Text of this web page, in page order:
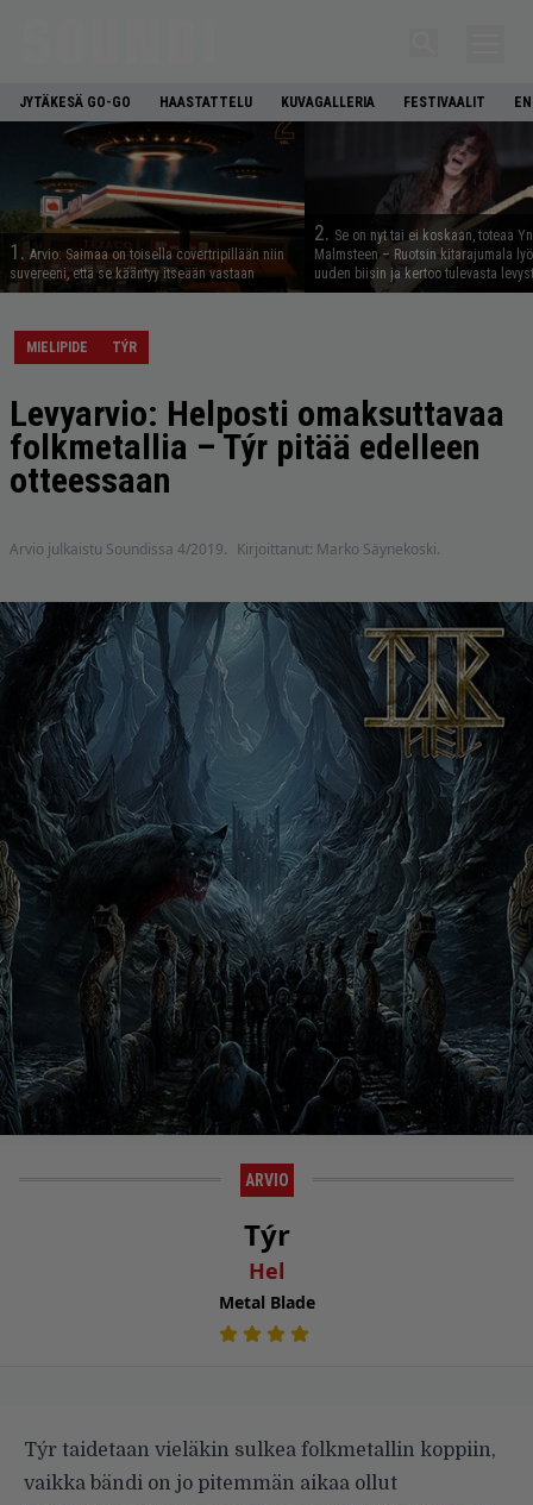
JYTÄKESÄ GO-GO HAASTATTELU KUVAGALLERIA FESTIVAALIT
1. Arvio: Saimaa on toisella covertripillään niin
suvereeni, että se kääntyy itseään vastaan
2. Se on nyt tai ei koskaan, toteaa
Malmsteen – Ruotsin kitarajumala
uuden biisin ja kertoo tulevasta
MIELIPIDE TÝR
Levyarvio: Helposti omaksuttavaa
folkmetallia – Týr pitää edelleen
otteessaan
Arvio julkaistu Soundissa 4/2019. Kirjoittanut: Marko Säynekoski.
ARVIO
Týr
Hel
Metal Blade
Týr taidetaan vieläkin sulkea folkmetallin koppiin,
vaikka bändi on jo pitemmän aikaa ollut